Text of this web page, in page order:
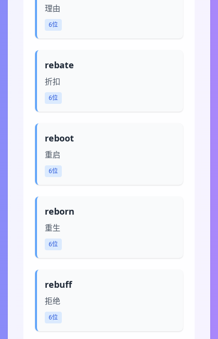
理由
6位
rebate
折扣
6位
reboot
重启
6位
reborn
重生
6位
rebuff
拒绝
6位